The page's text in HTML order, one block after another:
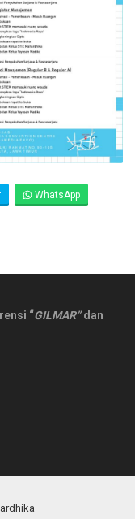
WhatsApp
“GILMAR”dan